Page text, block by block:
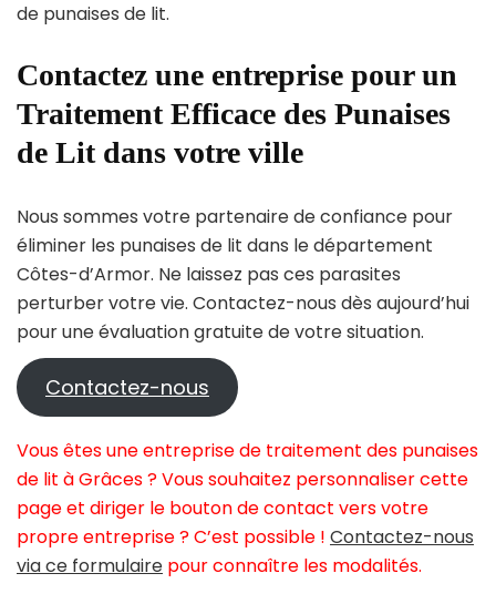
de punaises de lit.
Contactez une entreprise pour un
Traitement Efficace des Punaises
de Lit dans votre ville
Nous sommes votre partenaire de confiance pour
éliminer les punaises de lit dans le département
Côtes-d’Armor. Ne laissez pas ces parasites
perturber votre vie. Contactez-nous dès aujourd’hui
pour une évaluation gratuite de votre situation.
Contactez-nous
Vous êtes une entreprise de traitement des punaises
de lit à Grâces ? Vous souhaitez personnaliser cette
page et diriger le bouton de contact vers votre
propre entreprise ? C’est possible ! Contactez-nous
via ce formulaire pour connaître les modalités.